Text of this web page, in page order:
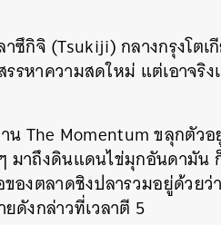
กิจิ (Tsukiji) กลางกรุงโตเ
รหาความสดใหม่ แต่เอาจริ
The Momentum ขลุกตัว
มาถึงดินแดนไข่มุกอันดามัน
งตลาดชิงปลารวมอยู่ด้วยว่
ดังกล่าวที่เวลาตี 5